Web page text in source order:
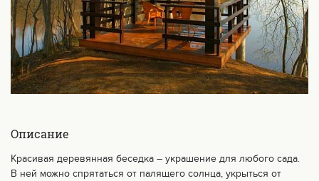
Описание
Красивая деревянная беседка – украшение для любого сада.
В ней можно спрятаться от палящего солнца, укрыться от